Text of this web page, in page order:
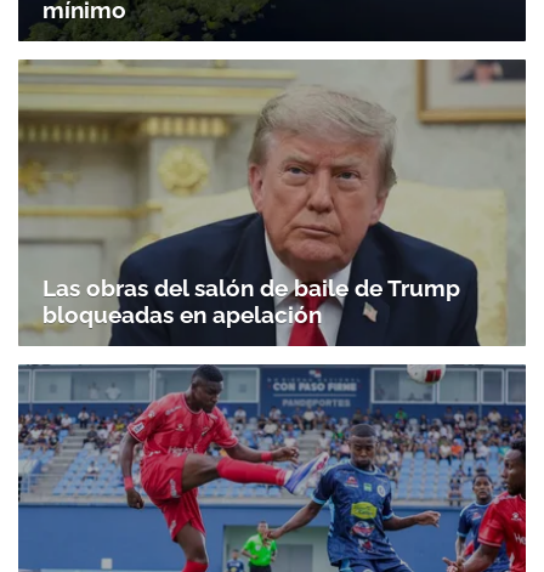
Gracias por suscribirte a nuestro boletín.
ACEPTAR
mínimo
Las obras del salón de baile de Trump
bloqueadas en apelación